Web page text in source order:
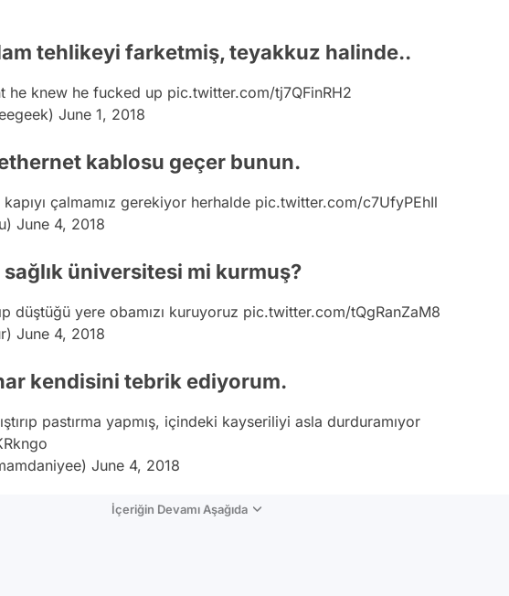
tehlikeyi farketmiş, teyakkuz halinde..
he knew he fucked up pic.twitter.com/tj7QFinRH2
June 1, 2018
kablosu geçer bunun.
çalmamız gerekiyor herhalde pic.twitter.com/c7UfyPEhIl
June 4, 2018
üniversitesi mi kurmuş?
düştüğü yere obamızı kuruyoruz pic.twitter.com/tQgRanZaM8
June 4, 2018
kendisini tebrik ediyorum.
pastırma yapmış, içindeki kayseriliyi asla durduramıyor
June 4, 2018
İçeriğin Devamı Aşağıda